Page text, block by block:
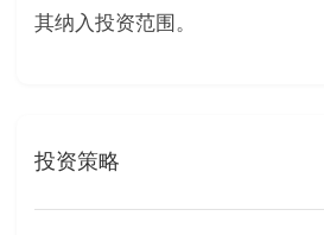
其纳入投资范围。
投资策略